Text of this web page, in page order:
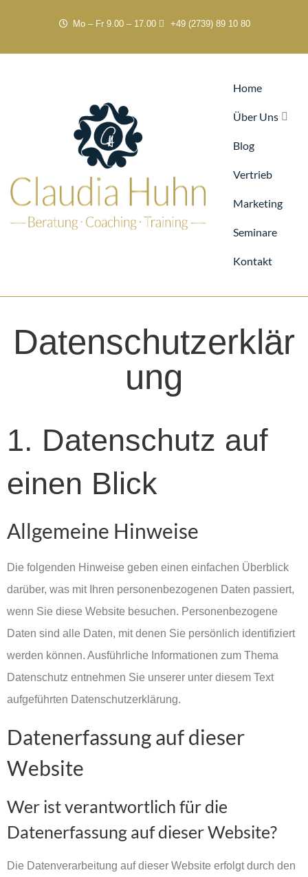
Mo – Fr 9.00 – 17.00 +49 (2739) 89 10 80
Home
Über Uns
Blog
Vertrieb
Marketing
Seminare
Kontakt
Datenschutzerklär
ung
1. Datenschutz auf
einen Blick
Allgemeine Hinweise
Die folgenden Hinweise geben einen einfachen Überblick
darüber, was mit Ihren personenbezogenen Daten passiert,
wenn Sie diese Website besuchen. Personenbezogene
Daten sind alle Daten, mit denen Sie persönlich identifiziert
werden können. Ausführliche Informationen zum Thema
Datenschutz entnehmen Sie unserer unter diesem Text
aufgeführten Datenschutzerklärung.
Datenerfassung auf dieser
Website
Wer ist verantwortlich für die
Datenerfassung auf dieser Website?
Die Datenverarbeitung auf dieser Website erfolgt durch den